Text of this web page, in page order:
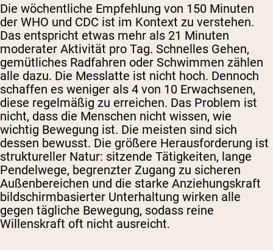
Die wöchentliche Empfehlung von 150 Minuten
der WHO und CDC ist im Kontext zu verstehen.
Das entspricht etwas mehr als 21 Minuten
moderater Aktivität pro Tag. Schnelles Gehen,
gemütliches Radfahren oder Schwimmen zählen
alle dazu. Die Messlatte ist nicht hoch. Dennoch
schaffen es weniger als 4 von 10 Erwachsenen,
diese regelmäßig zu erreichen. Das Problem ist
nicht, dass die Menschen nicht wissen, wie
wichtig Bewegung ist. Die meisten sind sich
dessen bewusst. Die größere Herausforderung ist
struktureller Natur: sitzende Tätigkeiten, lange
Pendelwege, begrenzter Zugang zu sicheren
Außenbereichen und die starke Anziehungskraft
bildschirmbasierter Unterhaltung wirken alle
gegen tägliche Bewegung, sodass reine
Willenskraft oft nicht ausreicht.